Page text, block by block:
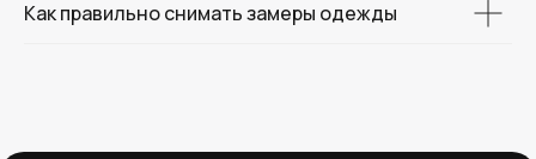
Как правильно снимать замеры одежды